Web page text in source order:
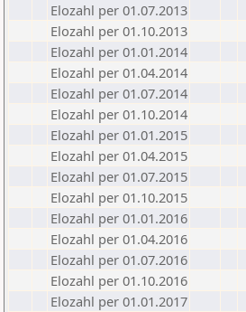
Elozahl per 01.07.2013
Elozahl per 01.10.2013
Elozahl per 01.01.2014
Elozahl per 01.04.2014
Elozahl per 01.07.2014
Elozahl per 01.10.2014
Elozahl per 01.01.2015
Elozahl per 01.04.2015
Elozahl per 01.07.2015
Elozahl per 01.10.2015
Elozahl per 01.01.2016
Elozahl per 01.04.2016
Elozahl per 01.07.2016
Elozahl per 01.10.2016
Elozahl per 01.01.2017